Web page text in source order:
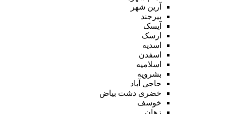
آرین شهر
بیرجند
آیسک
ارسک
اسدیه
اسفدن
اسلامیه
بشرویه
حاجی آباد
خضری دشت بیاض
خوسف
زهان